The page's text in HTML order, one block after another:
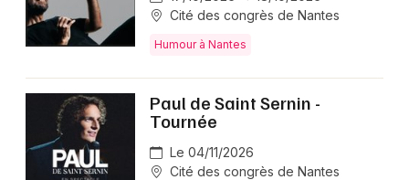
Cité des congrès de Nantes
Humour à Nantes
Paul de Saint Sernin -
Tournée
Le 04/11/2026
Cité des congrès de Nantes